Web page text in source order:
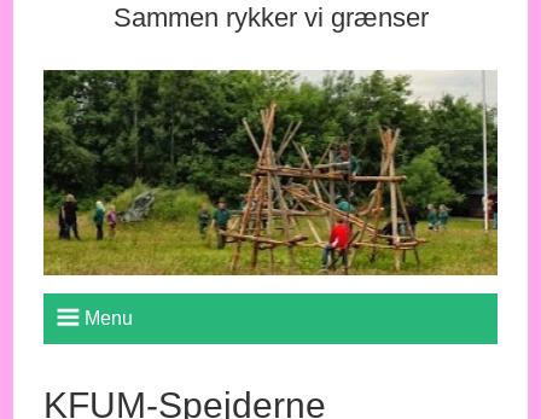
Sammen rykker vi grænser
Menu
KFUM-Spejderne